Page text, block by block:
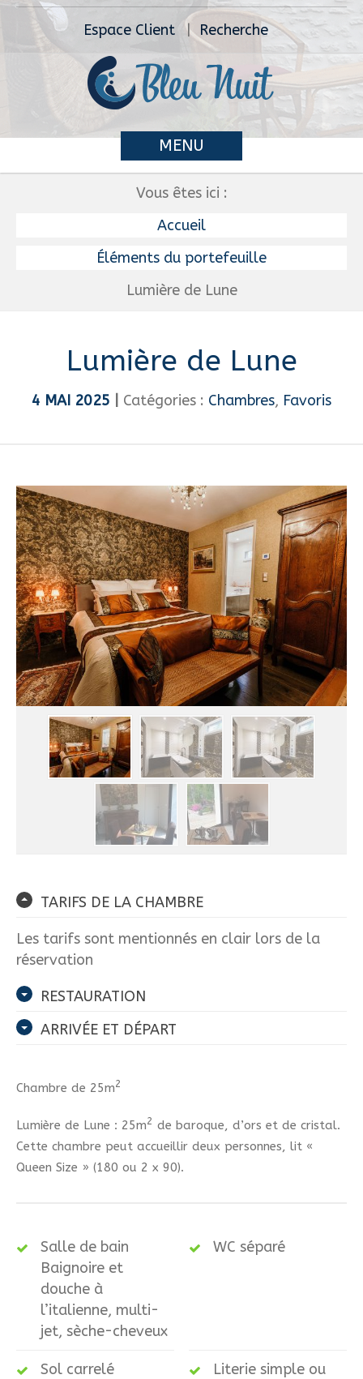
Espace Client Recherche
MENU
Vous êtes ici :
Accueil
Éléments du portefeuille
Lumière de Lune
Lumière de Lune
4 MAI 2025 Catégories : Chambres, Favoris
TARIFS DE LA CHAMBRE
Les tarifs sont mentionnés en clair lors de la
réservation
RESTAURATION
ARRIVÉE ET DÉPART
Chambre de 25m2
Lumière de Lune : 25m2 de baroque, d’ors et de cristal.
Cette chambre peut accueillir deux personnes, lit «
Queen Size » (180 ou 2 x 90).
Salle de bain
Baignoire et
douche à
l’italienne, multi-
jet, sèche-cheveux
WC séparé
Sol carrelé
Literie simple ou